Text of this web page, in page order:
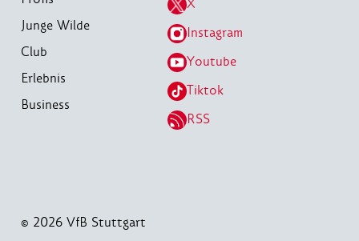
Junge Wilde
Club
Erlebnis
Business
X
Instagram
Youtube
Tiktok
RSS
© 2026 VfB Stuttgart